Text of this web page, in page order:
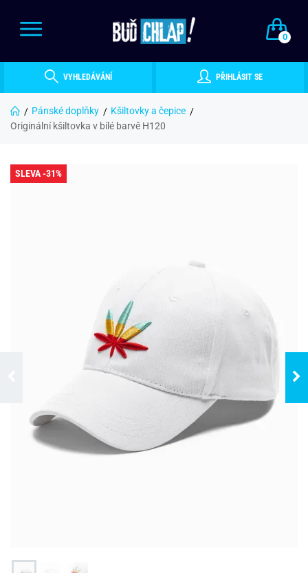
0
VYHLEDÁVÁNÍ PŘIHLÁSIT SE
Pánské doplňky
Kšiltovky a čepice
Originální kšiltovka v bílé barvě H120
SLEVA -31%